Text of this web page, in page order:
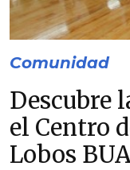
Comunidad
Descubre
el Centro
Lobos